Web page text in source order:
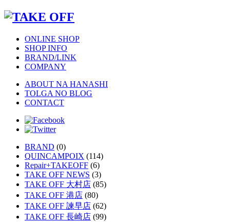
ONLINE SHOP
SHOP INFO
BRAND/LINK
COMPANY
ABOUT NA HANASHI
TOLGA NO BLOG
CONTACT
BRAND (0)
QUINCAMPOIX (114)
Repair+TAKEOFF (6)
TAKE OFF NEWS (3)
TAKE OFF 大村店 (85)
TAKE OFF 港店 (80)
TAKE OFF 諫早店 (62)
TAKE OFF 長崎店 (99)